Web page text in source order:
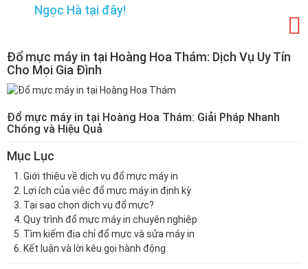
Ngọc Hà tại đây!
Đổ mực máy in tại Hoàng Hoa Thám: Dịch Vụ Uy Tín
Cho Mọi Gia Đình
Đổ mực máy in tại Hoàng Hoa Thám: Giải Pháp Nhanh
Chóng và Hiệu Quả
Mục Lục
Giới thiệu về dịch vụ đổ mực máy in
Lợi ích của việc đổ mực máy in định kỳ
Tại sao chọn dịch vụ đổ mực?
Quy trình đổ mực máy in chuyên nghiệp
Tìm kiếm địa chỉ đổ mực và sửa máy in
Kết luận và lời kêu gọi hành động